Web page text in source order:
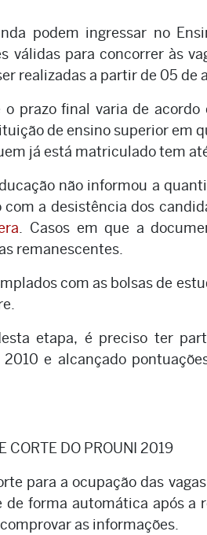
podem ingressar no
válidas para concorrer às
realizadas a partir de 05 de
prazo final varia de
de ensino superior em
já está matriculado tem
não informou a
a desistência dos
. Casos em que a
remanescentes.
com as bolsas de
etapa, é preciso ter
e alcançado
CORTE DO PROUNI 2019
para a ocupação das
de forma automática após a
as informações.